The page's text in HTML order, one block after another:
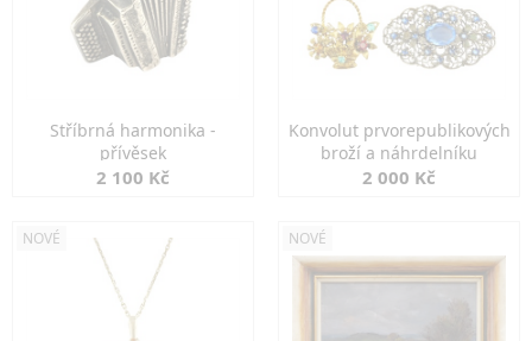
Stříbrná harmonika -
přívěsek
2 100 Kč
Konvolut prvorepublikových
broží a náhrdelníku
2 000 Kč
NOVÉ NOVÉ